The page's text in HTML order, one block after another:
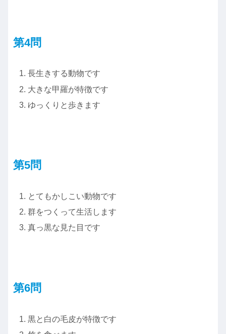
第4問
長生きする動物です
大きな甲羅が特徴です
ゆっくりと歩きます
第5問
とてもかしこい動物です
群をつくって生活します
真っ黒な見た目です
第6問
黒と白の毛皮が特徴です